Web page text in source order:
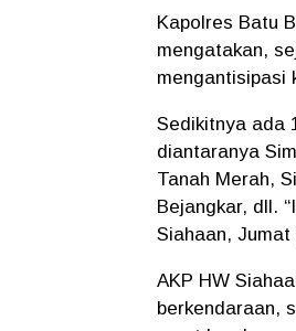
Kapolres Batu
mengatakan,
mengantisipasi
Sedikitnya ada
diantaranya
Tanah Merah,
Bejangkar, dll.
Siahaan, Jumat
AKP HW
berkendaraan,